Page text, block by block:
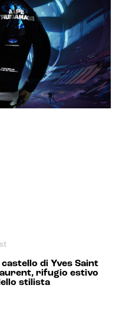
castello di Yves Saint
rifugio estivo
stilista